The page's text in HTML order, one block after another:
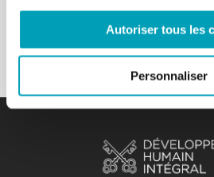
Autoriser tous les
Personnaliser